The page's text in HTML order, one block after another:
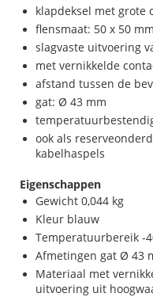
klapdeksel met grote
flensmaat: 50 x 50
slagvaste uitvoering
met vernikkelde
afstand tussen de
gat: Ø 43 mm
ook als
kabelhaspels
Eigenschappen
Gewicht 0,044 kg
Kleur blauw
Temperatuurbereik -
Afmetingen gat Ø 43
Materiaal met
uitvoering uit